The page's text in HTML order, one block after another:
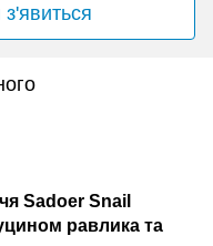
Sadoer Snail
равлика та